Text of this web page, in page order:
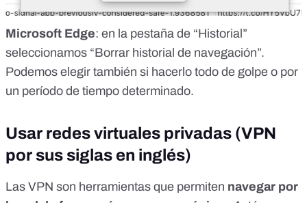
Microsoft Edge: en la pestaña de “Historial”
seleccionamos “Borrar historial de navegación”.
Podemos elegir también si hacerlo todo de golpe o por
un período de tiempo determinado.
Usar redes virtuales privadas (VPN
por sus siglas en inglés)
Las VPN son herramientas que permiten navegar por